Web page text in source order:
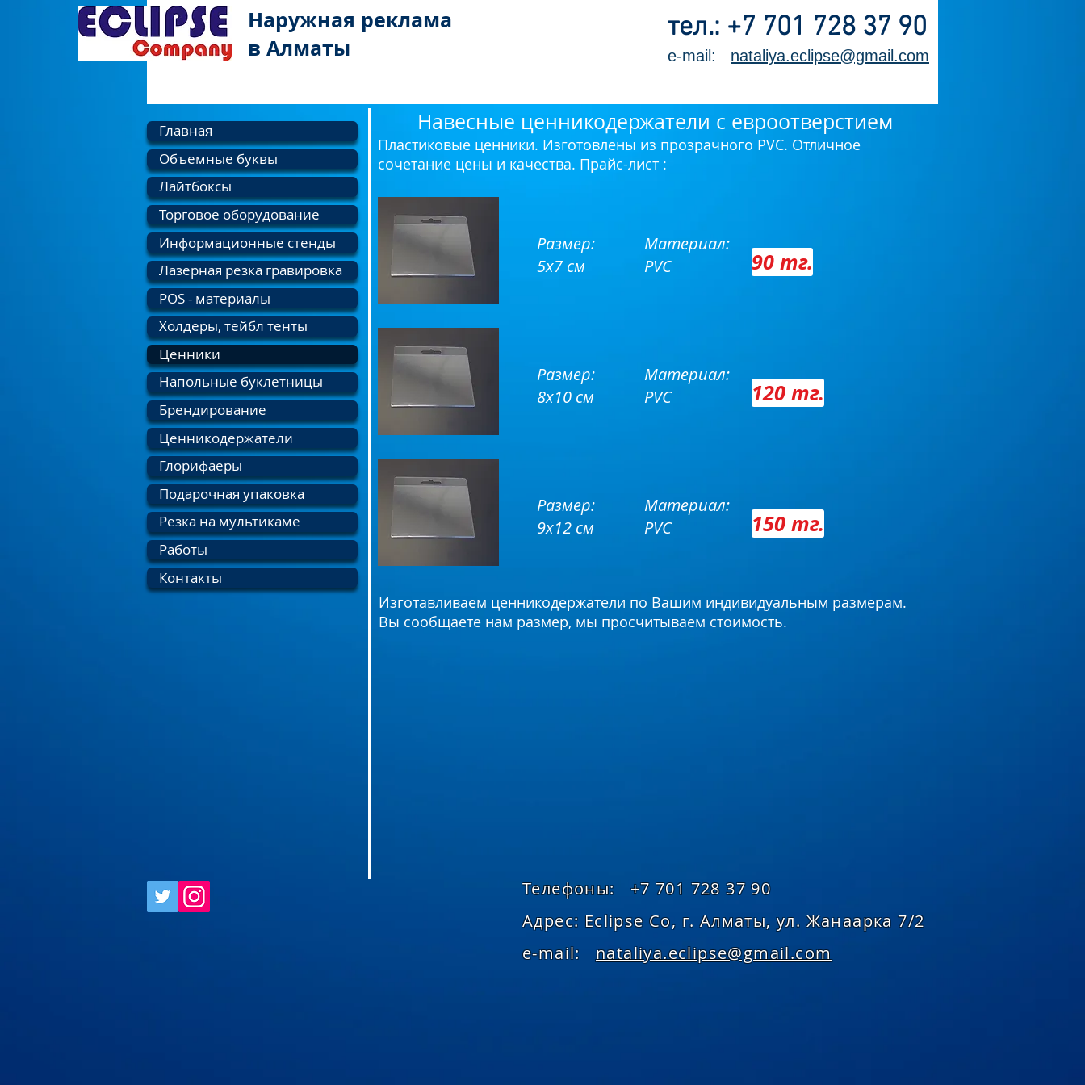
Наружная реклама
в Алматы
тел.: +7 701 728 37 90
e-mail: nataliya.eclipse@gmail.com
Навесные ценникодержатели с евроотверстием
Пластиковые ценники. Изготовлены из прозрачного PVC. Отличное
сочетание цены и качества. Прайс-лист :
Размер:
5х7 см
Материал:
PVC
90 тг.
Размер:
8х10 см
Материал:
PVC
120 тг.
Размер:
9х12 см
Материал:
PVC
150 тг.
Изготавливаем ценникодержатели по Вашим индивидуальным размерам.
Вы сообщаете нам размер, мы просчитываем стоимость.
Главная
Объемные буквы
Лайтбоксы
Торговое оборудование
Информационные стенды
Лазерная резка гравировка
POS - материалы
Холдеры, тейбл тенты
Ценники
Напольные буклетницы
Брендирование
Ценникодержатели
Глорифаеры
Подарочная упаковка
Резка на мультикаме
Работы
Контакты
Телефоны: +7 701 728 37 90
Адрес: Eclipse Co, г. Алматы, ул. Жанаарка 7/2
e-mail:nataliya.eclipse@gmail.com